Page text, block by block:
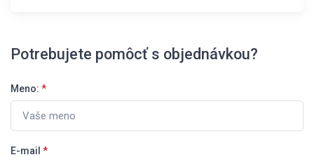
Potrebujete pomôcť s objednávkou?
Meno: *
E-mail *